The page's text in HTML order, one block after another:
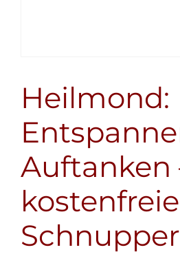
Heilmond:
Auftanken